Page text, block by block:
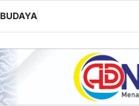
BUDAYA